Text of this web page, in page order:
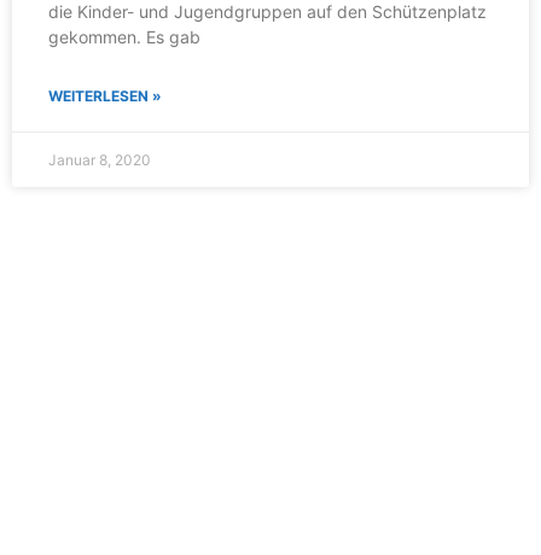
die Kinder- und Jugendgruppen auf den Schützenplatz
gekommen. Es gab
WEITERLESEN »
Januar 8, 2020